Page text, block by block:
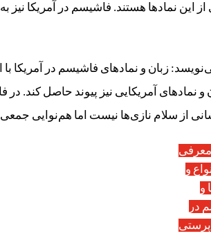
از این نمادها هستند. فاشیسم در آمریکا
زبان و نمادهای فاشیسم در آمریکا با
و نمادهای آمریکایی نیز پیوند حاصل کند.
از سلام نازی‌ها نیست اما هم‌نوایی جمعی
معرفی
و
و
در